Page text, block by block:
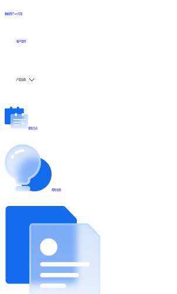
数据资产API方案
客户案例
产品动态
更新日志
帮助文档